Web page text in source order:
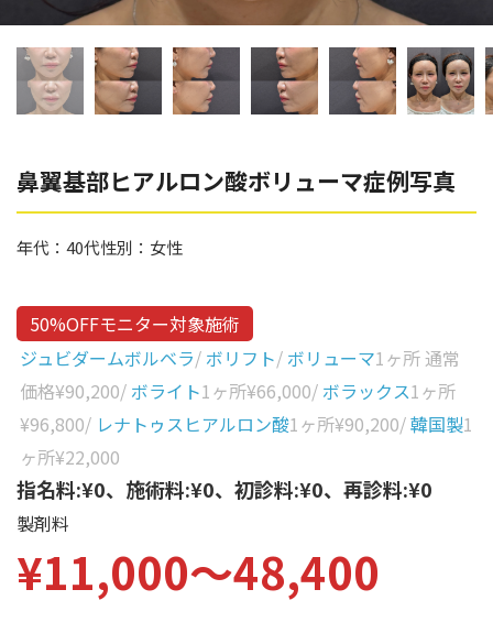
阿部 竜介
Parts
部位から探す
額
こめかみ
眉間
眉上
目の上
涙袋
眼窩縁（目の下）
ゴルゴライン
鼻
ほうれい線
レナトゥスヒアルロン酸
ダイヤモンドフィール/ピ
リジュラン
目の下のクマ取り
その他
Gender
女性
その他
鼻翼基部ヒアルロン酸ボリューマ症例写真
年代： 40代性別： 女性
50%OFFモニター対象施術
ジュビダームボルベラ/ ボリフト/ ボリューマ1ヶ所 通常
価格¥90,200/ ボライト1ヶ所¥66,000/ ボラックス1ヶ所
¥96,800/ レナトゥスヒアルロン酸1ヶ所¥90,200/韓国製1
ヶ所¥22,000
指名料:¥0、施術料:¥0、初診料:¥0、再診料:¥0
製剤料
¥11,000〜48,400